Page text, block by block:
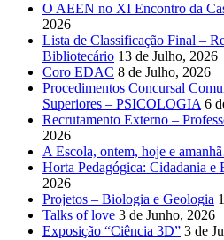
O AEEN no XI Encontro da
2026
Lista de Classificação Final –
Bibliotecário 13 de Julho, 2026
Coro EDAC 8 de Julho, 2026
Procedimentos Concursal
Superiores – PSICOLOGIA 6
Recrutamento Externo –
2026
A Escola, ontem, hoje e
Horta Pedagógica: Cidadania e
2026
Projetos – Biologia e Geologia
Talks of love 3 de Junho, 2026
Exposição “Ciência 3D” 3 de